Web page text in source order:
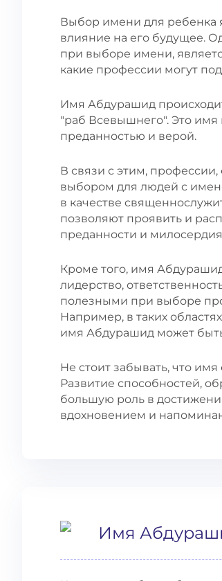
Выбор имени для ребенка
влияние на его будущее.
при выборе имени,
какие профессии могут
Имя Абдурашид
"раб Всевышнего". Это имя
преданностью и верой.
В связи с этим,
выбором для людей с
в качестве
позволяют проявить и
преданности и
Кроме того, имя
лидерство,
полезными при выборе
Например, в таких
имя Абдурашид может
Не стоит забывать, что
Развитие способностей,
большую роль в
вдохновением и
Имя